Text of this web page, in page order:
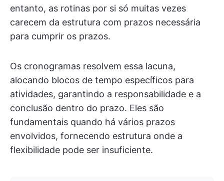
entanto, as rotinas por si só muitas vezes
carecem da estrutura com prazos necessária
para cumprir os prazos.
Os cronogramas resolvem essa lacuna,
alocando blocos de tempo específicos para
atividades, garantindo a responsabilidade e a
conclusão dentro do prazo. Eles são
fundamentais quando há vários prazos
envolvidos, fornecendo estrutura onde a
flexibilidade pode ser insuficiente.